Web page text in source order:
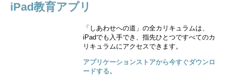
iPad教育アプリ
「しあわせへの道」の全カリキュラムは、
iPadでも入手でき、指先ひとつですべてのカ
リキュラムにアクセスできます。
アプリケーションストアから今すぐダウンロ
ードする。